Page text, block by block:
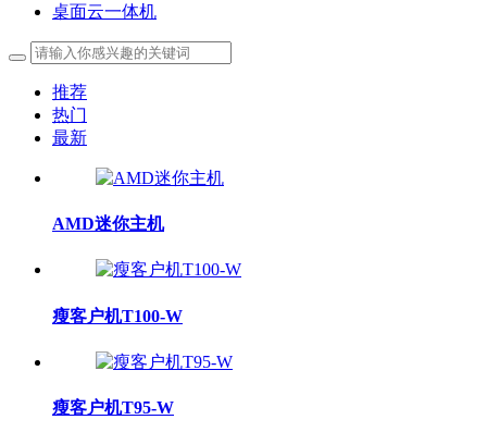
桌面云一体机
推荐
热门
最新
AMD迷你主机
瘦客户机T100-W
瘦客户机T95-W